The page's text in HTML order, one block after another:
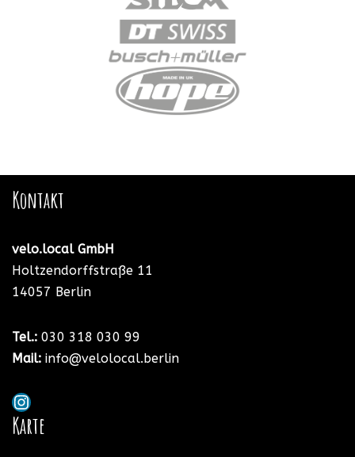
Kontakt
velo.local GmbH
Holtzendorffstraße 11
14057 Berlin
Tel.: 030 318 030 99
Mail: info@velolocal.berlin
Karte